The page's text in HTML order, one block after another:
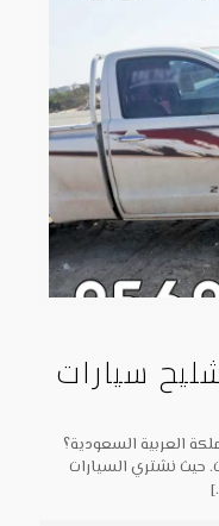
سيارات
العربية السعودية؟
حيث نشتري السيارات